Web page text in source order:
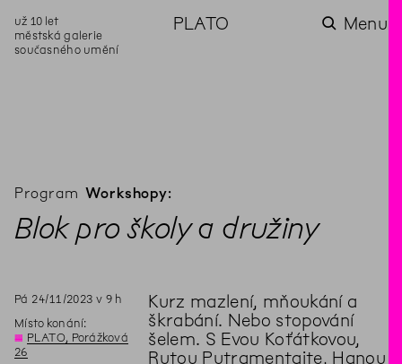
už 10 let
městská galerie
současného umění
PLATO Menu
Program Workshopy:
Blok pro školy a družiny
Pá 24/11 /2023 v 9 h
Místo konání:
◊ PLATO, Porážková
26
Kurz mazlení, mňoukání a
škrabání. Nebo stopování
šelem. S Evou Koťátkovou,
Rutou Putramentaite, Hanou